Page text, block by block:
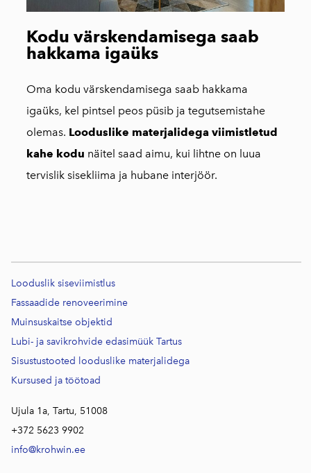
Kodu värskendamisega saab
hakkama igaüks
Oma kodu värskendamisega saab hakkama
igaüks, kel pintsel peos püsib ja tegutsemistahe
olemas. Looduslike materjalidega viimistletud
kahe kodu näitel saad aimu, kui lihtne on luua
tervislik sisekliima ja hubane interjöör.
Looduslik siseviimistlus
Fassaadide renoveerimine
Muinsuskaitse objektid
Lubi- ja savikrohvide edasimüük Tartus
Sisustustooted looduslike materjalidega
Kursused ja töötoad
Ujula 1a, Tartu, 51008
+372 5623 9902
info@krohwin.ee